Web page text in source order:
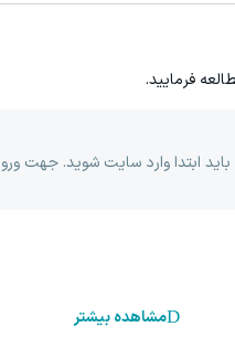
فرمایید.
ابتدا وارد سایت شوید. جهت
مشاهده بیشتر